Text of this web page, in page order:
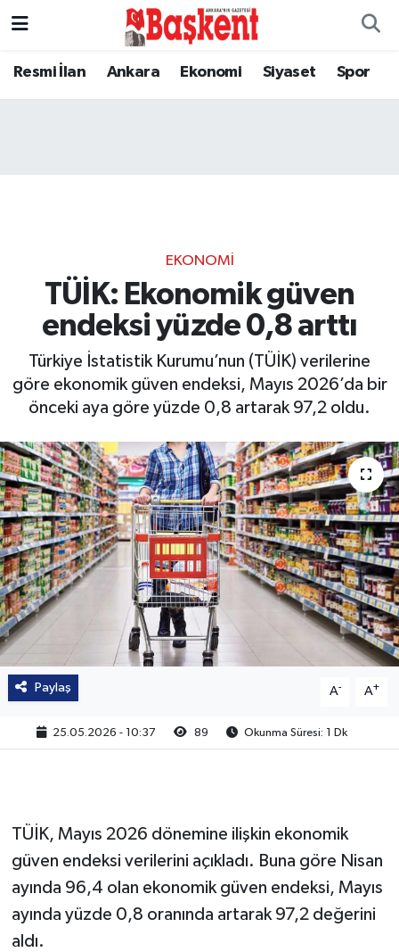
Resmi İlan Ankara Ekonomi Siyaset Spor
EKONOMI
TÜİK: Ekonomik güven
endeksi yüzde 0,8 arttı
Türkiye İstatistik Kurumu’nun (TÜİK) verilerine
göre ekonomik güven endeksi, Mayıs 2026’da bir
önceki aya göre yüzde 0,8 artarak 97,2 oldu.
Paylaş A- A+
25.05.2026 - 10:37 89 Okunma Süresi: 1 Dk
TÜİK, Mayıs 2026 dönemine ilişkin ekonomik
güven endeksi verilerini açıkladı. Buna göre Nisan
ayında 96,4 olan ekonomik güven endeksi, Mayıs
ayında yüzde 0,8 oranında artarak 97,2 değerini
aldı.